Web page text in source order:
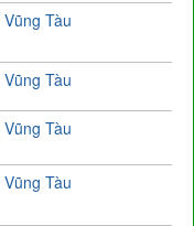
Tàu
Tàu
Tàu
Tàu